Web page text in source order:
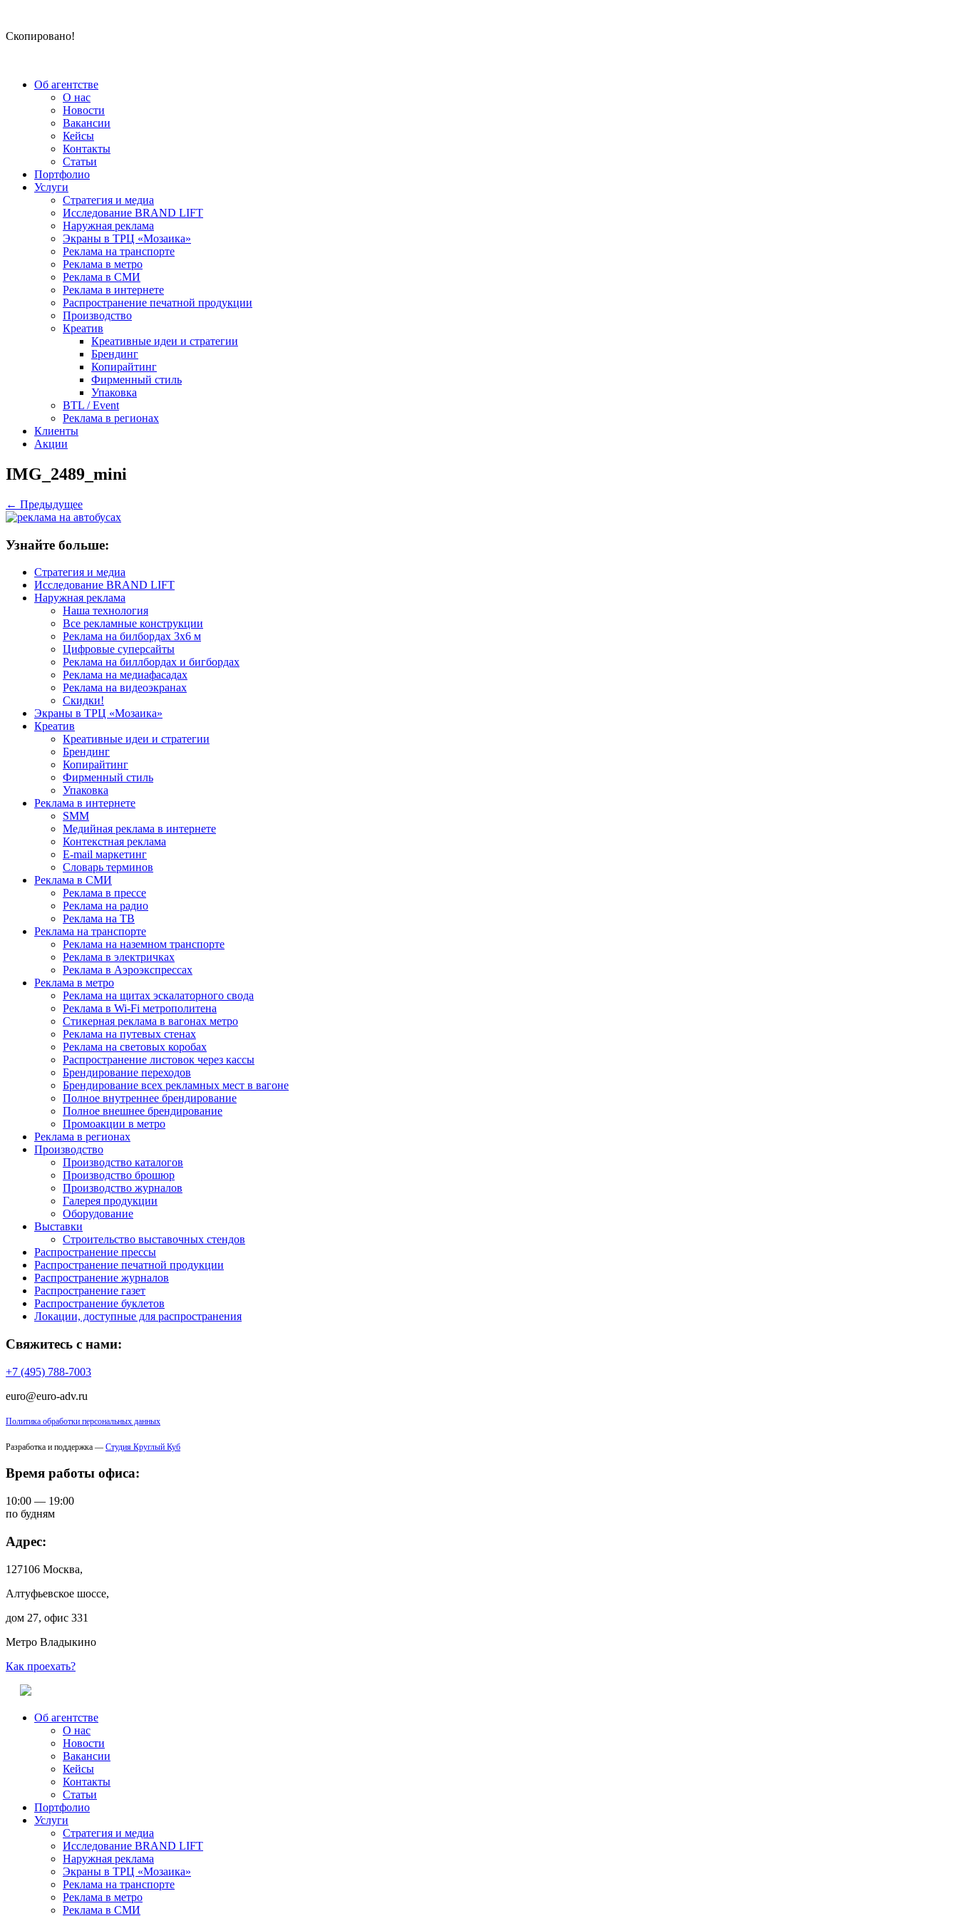
Скопировано!
Об агентстве
О нас
Новости
Вакансии
Кейсы
Контакты
Статьи
Портфолио
Услуги
Стратегия и медиа
Исследование BRAND LIFT
Наружная реклама
Экраны в ТРЦ «Мозаика»
Реклама на транспорте
Реклама в метро
Реклама в СМИ
Реклама в интернете
Распространение печатной продукции
Производство
Креатив
Креативные идеи и стратегии
Брендинг
Копирайтинг
Фирменный стиль
Упаковка
BTL / Event
Реклама в регионах
Клиенты
Акции
IMG_2489_mini
← Предыдущее
Узнайте больше:
Стратегия и медиа
Исследование BRAND LIFT
Наружная реклама
Наша технология
Все рекламные конструкции
Реклама на билбордах 3х6 м
Цифровые суперсайты
Реклама на биллбордах и бигбордах
Реклама на медиафасадах
Реклама на видеоэкранах
Скидки!
Экраны в ТРЦ «Мозаика»
Креатив
Креативные идеи и стратегии
Брендинг
Копирайтинг
Фирменный стиль
Упаковка
Реклама в интернете
SMM
Медийная реклама в интернете
Контекстная реклама
E-mail маркетинг
Словарь терминов
Реклама в СМИ
Реклама в прессе
Реклама на радио
Реклама на ТВ
Реклама на транспорте
Реклама на наземном транспорте
Реклама в электричках
Реклама в Аэроэкспрессах
Реклама в метро
Реклама на щитах эскалаторного свода
Реклама в Wi-Fi метрополитена
Стикерная реклама в вагонах метро
Реклама на путевых стенах
Реклама на световых коробах
Распространение листовок через кассы
Брендирование переходов
Брендирование всех рекламных мест в вагоне
Полное внутреннее брендирование
Полное внешнее брендирование
Промоакции в метро
Реклама в регионах
Производство
Производство каталогов
Производство брошюр
Производство журналов
Галерея продукции
Оборудование
Выставки
Строительство выставочных стендов
Распространение прессы
Распространение печатной продукции
Распространение журналов
Распространение газет
Распространение буклетов
Локации, доступные для распространения
Свяжитесь с нами:
+7 (495) 788-7003
euro@euro-adv.ru
Политика обработки персональных данных
Разработка и поддержка — Студия Круглый Куб
Время работы офиса:
10:00 — 19:00
по будням
Адрес:
127106 Москва,
Алтуфьевское шоссе,
дом 27, офис 331
Метро Владыкино
Как проехать?
Об агентстве
О нас
Новости
Вакансии
Кейсы
Контакты
Статьи
Портфолио
Услуги
Стратегия и медиа
Исследование BRAND LIFT
Наружная реклама
Экраны в ТРЦ «Мозаика»
Реклама на транспорте
Реклама в метро
Реклама в СМИ